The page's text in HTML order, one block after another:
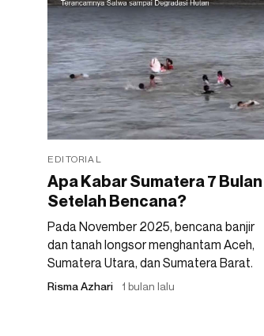
EDITORIAL
Apa Kabar Sumatera 7 Bulan
Setelah Bencana?
Pada November 2025, bencana banjir
dan tanah longsor menghantam Aceh,
Sumatera Utara, dan Sumatera Barat.
Risma Azhari 1 bulan lalu